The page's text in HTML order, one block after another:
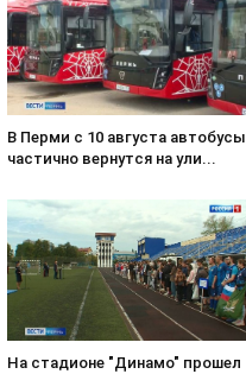
В Перми с 10 августа автобусы
частично вернутся на ули...
На стадионе "Динамо" прошел